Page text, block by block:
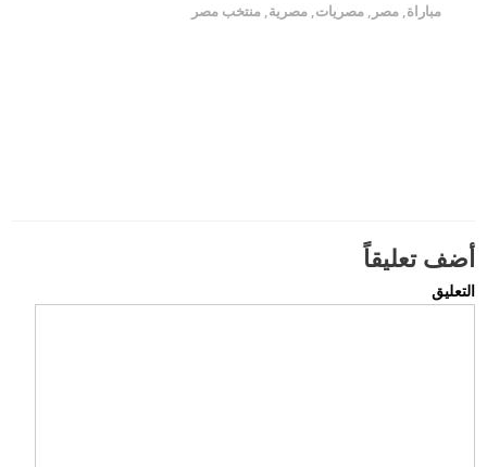
مباراة,مصر ,مصريات,مصرية,منتخب مصر
أضف تعليقاً
التعليق